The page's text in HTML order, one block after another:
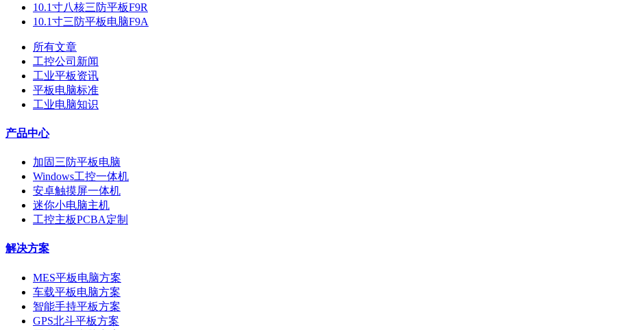
10.1寸八核三防平板F9R
10.1寸三防平板电脑F9A
所有文章
工控公司新闻
工业平板资讯
平板电脑标准
工业电脑知识
产品中心
加固三防平板电脑
Windows工控一体机
安卓触摸屏一体机
迷你小电脑主机
工控主板PCBA定制
解决方案
MES平板电脑方案
车载平板电脑方案
智能手持平板方案
GPS北斗平板方案